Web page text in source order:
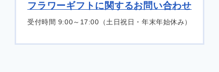
フラワーギフトに関するお問い合わせ
受付時間 9:00～17:00（土日祝日・年末年始休み）